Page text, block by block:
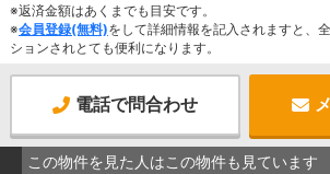
※返済金額はあくまでも目安です。
※会員登録(無料)をして詳細情報を記入されますと、
ションされとても便利になります。
電話で問合わせ
この物件を見た人はこの物件も見ています